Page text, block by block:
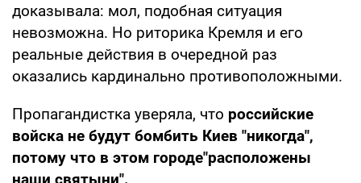
доказывала: мол, подобная ситуация
невозможна. Но риторика Кремля и его
реальные действия в очередной раз
оказались кардинально противоположными.
Пропагандистка уверяла, что российские
войска не будут бомбить Киев "никогда",
потому что в этом городе"расположены
наши святыни".